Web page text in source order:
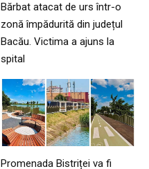
Bărbat atacat de urs într-o
zonă împădurită din județul
Bacău. Victima a ajuns la
spital
Promenada Bistriței va fi